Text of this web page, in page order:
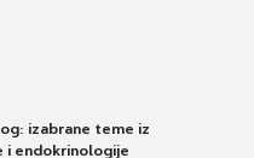
izabrane teme iz
i endokrinologije